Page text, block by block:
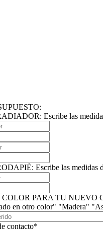
Escribe las
Escribe las medidas
PARA TU NUEVO
en otro color" "Madera"
contacto*